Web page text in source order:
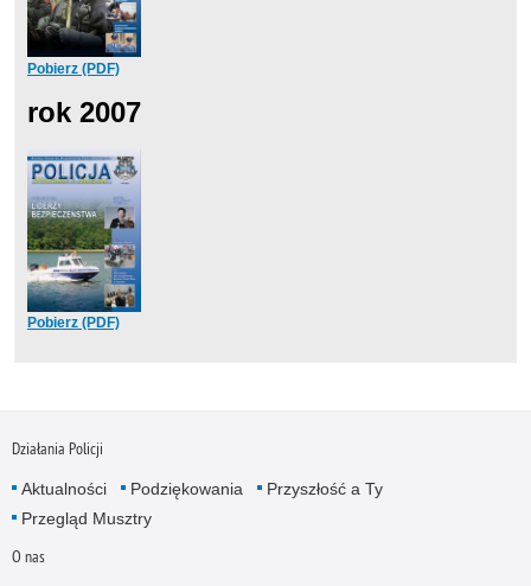
Pobierz (PDF)
rok 2007
Pobierz (PDF)
Działania Policji
Aktualności Podziękowania
Przyszłość a Ty
Przegląd Musztry
O nas